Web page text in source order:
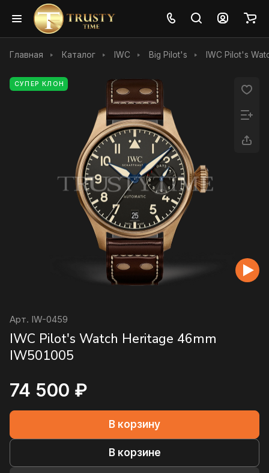
Главная Каталог IWC Big Pilot's IWC Pilot's
СУПЕР КЛОН
Арт. IW-0459
IWC Pilot's Watch Heritage 46mm
IW501005
74 500 ₽
В корзину
В корзине